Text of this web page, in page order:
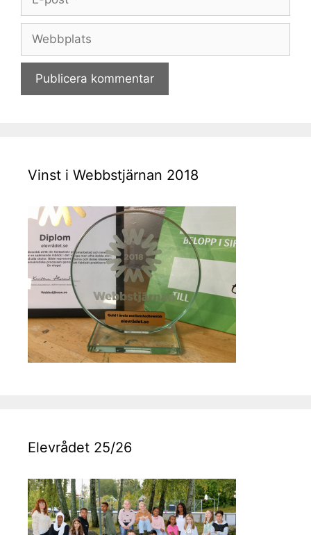
Webbplats
Vinst i Webbstjärnan 2018
Elevrådet 25/26